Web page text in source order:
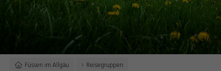
Füssen im Allgäu
Reisegruppen